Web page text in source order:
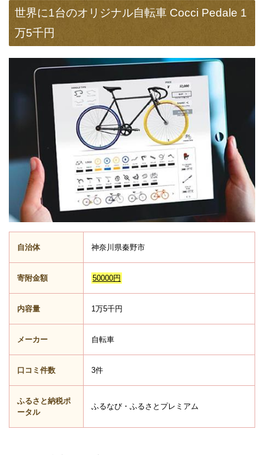
世界に1台のオリジナル自転車 Cocci Pedale 1
万5千円
自治体 神奈川県秦野市
寄附金額 50000円
内容量 1万5千円
メーカー 自転車
口コミ件数 3件
ふるさと納税ポ
ータル
ふるなび・ふるさとプレミアム